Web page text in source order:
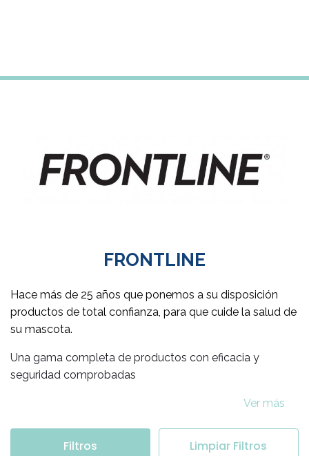
FRONTLINE
Hace más de 25 años que ponemos a su disposición
productos de total confianza, para que cuide la salud de
su mascota.
Una gama completa de productos con eficacia y
seguridad comprobadas
Ver más
Filtros Limpiar Filtros